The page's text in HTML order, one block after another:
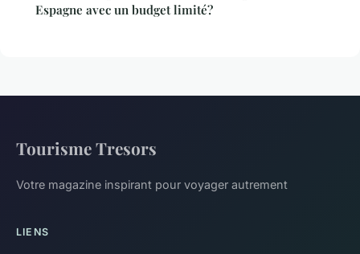
Espagne avec un budget limité?
Tourisme Tresors
Votre magazine inspirant pour voyager autrement
LIENS